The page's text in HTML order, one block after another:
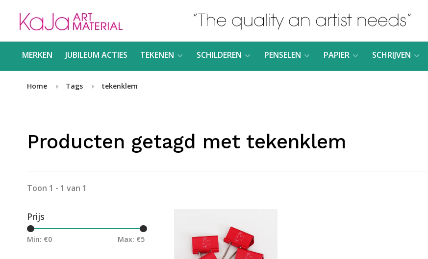
MERKEN JUBILEUM ACTIES TEKENEN SCHILDEREN PENSELEN PAPIER SCHRIJVEN
Home Tags tekenklem
Producten getagd met tekenklem
Toon 1 - 1 van 1
Prijs
Min: €0 Max: €5